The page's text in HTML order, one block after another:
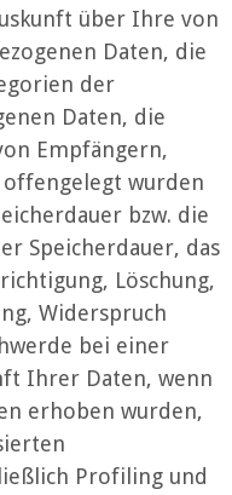
über Ihre von
Daten, die
der
Daten, die
Empfängern,
wurden
bzw. die
Speicherdauer, das
Löschung,
Widerspruch
bei einer
Ihrer Daten, wenn
erhoben wurden,
Profiling und